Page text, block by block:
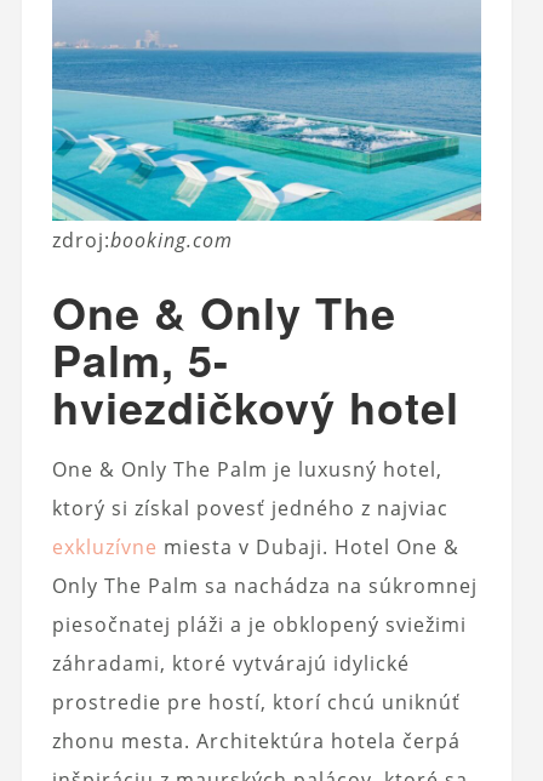
zdroj:booking.com
One & Only The
Palm, 5-
hviezdičkový hotel
One & Only The Palm je luxusný hotel,
ktorý si získal povesť jedného z najviac
exkluzívne miesta v Dubaji. Hotel One &
Only The Palm sa nachádza na súkromnej
piesočnatej pláži a je obklopený sviežimi
záhradami, ktoré vytvárajú idylické
prostredie pre hostí, ktorí chcú uniknúť
zhonu mesta. Architektúra hotela čerpá